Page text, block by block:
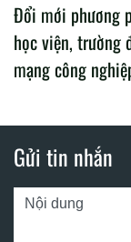
Đổi mới phương
học viện, trường
mạng công
Gửi tin nhắn